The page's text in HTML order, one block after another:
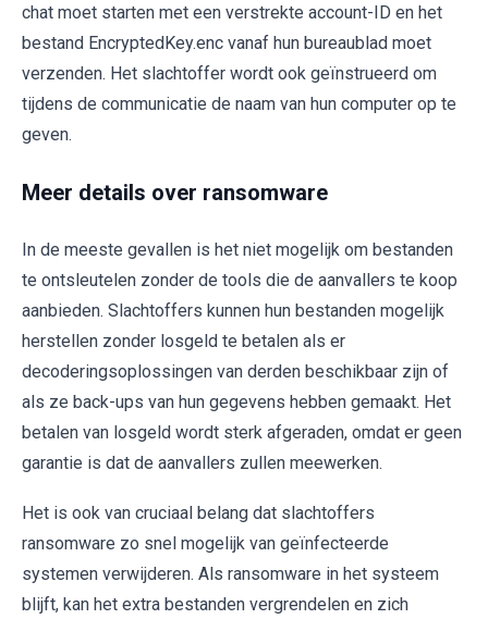
chat moet starten met een verstrekte account-ID en het
bestand EncryptedKey.enc vanaf hun bureaublad moet
verzenden. Het slachtoffer wordt ook geïnstrueerd om
tijdens de communicatie de naam van hun computer op te
geven.
Meer details over ransomware
In de meeste gevallen is het niet mogelijk om bestanden
te ontsleutelen zonder de tools die de aanvallers te koop
aanbieden. Slachtoffers kunnen hun bestanden mogelijk
herstellen zonder losgeld te betalen als er
decoderingsoplossingen van derden beschikbaar zijn of
als ze back-ups van hun gegevens hebben gemaakt. Het
betalen van losgeld wordt sterk afgeraden, omdat er geen
garantie is dat de aanvallers zullen meewerken.
Het is ook van cruciaal belang dat slachtoffers
ransomware zo snel mogelijk van geïnfecteerde
systemen verwijderen. Als ransomware in het systeem
blijft, kan het extra bestanden vergrendelen en zich